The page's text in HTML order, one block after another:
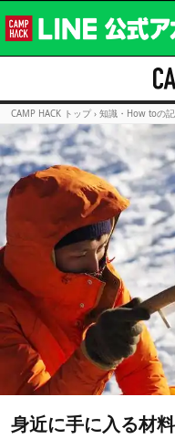
CAMP HACK トップ › 知識・How toの
身近に手に入る材